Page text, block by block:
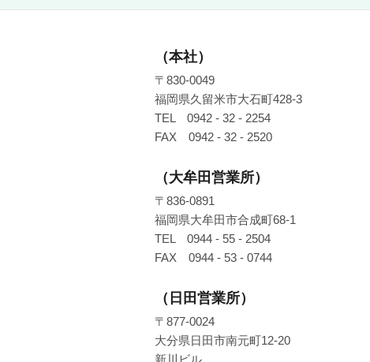
（本社）
〒830-0049
福岡県久留米市大石町428-3
TEL 0942 - 32 - 2254
FAX 0942 - 32 - 2520
（大牟田営業所）
〒836-0891
福岡県大牟田市合成町68-1
TEL 0944 - 55 - 2504
FAX 0944 - 53 - 0744
（日田営業所）
〒877-0024
大分県日田市南元町12-20